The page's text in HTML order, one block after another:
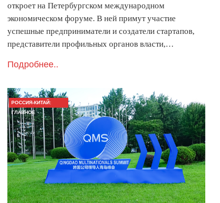
откроет на Петербургском международном
экономическом форуме. В ней примут участие
успешные предприниматели и создатели стартапов,
представители профильных органов власти,…
Подробнее..
РОССИЯ-КИТАЙ:
ГЛАВНОЕ